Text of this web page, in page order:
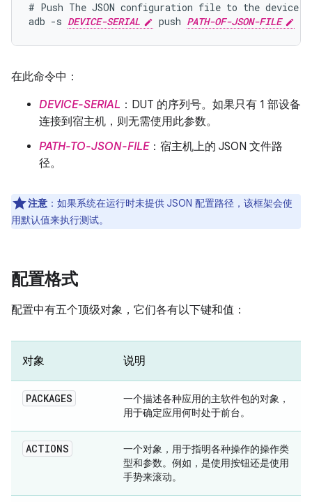
# Push The JSON configuration file to the device
adb -s DEVICE-SERIAL push PATH-OF-JSON-FILE
在此命令中：
DEVICE-SERIAL ：DUT 的序列号。如果只有 1 部设备
连接到宿主机，则无需使用此参数。
PATH-TO-JSON-FILE：宿主机上的 JSON 文件路
径。
注意 ： 如果系统在运行时未提供 JSON 配置路径，该框架会使
用默认值来执行测试。
配置格式
配置中有五个顶级对象，它们各有以下键和值：
对象 说明
PACKAGES
一个描述各种应用的主软件包的对象，
用于确定应用何时处于前台。
ACTIONS
一个对象，用于指明各种操作的操作类
型和参数。例如，是使用按钮还是使用
手势来滚动。